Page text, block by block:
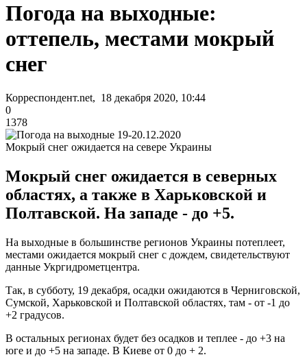
Погода на выходные:
оттепель, местами мокрый
снег
Корреспондент.net, 18 декабря 2020, 10:44
0
1378
Мокрый снег ожидается на севере Украины
Мокрый снег ожидается в северных
областях, а также в Харьковской и
Полтавской. На западе - до +5.
На выходные в большинстве регионов Украины потеплеет,
местами ожидается мокрый снег с дождем, свидетельствуют
данные Укргидрометцентра.
Так, в субботу, 19 декабря, осадки ожидаются в Черниговской,
Сумской, Харьковской и Полтавской областях, там - от -1 до
+2 градусов.
В остальных регионах будет без осадков и теплее - до +3 на
юге и до +5 на западе. В Киеве от 0 до + 2.